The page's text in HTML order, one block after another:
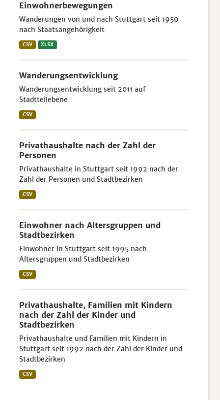
Einwohnerbewegungen
Wanderungen von und nach Stuttgart seit 1950
nach Staatsangehörigkeit
CSV XLSX
Wanderungsentwicklung
Wanderungsentwicklung seit 2011 auf
Stadtteilebene
CSV
Privathaushalte nach der Zahl der
Personen
Privathaushalte in Stuttgart seit 1992 nach der
Zahl der Personen und Stadtbezirken
CSV
Einwohner nach Altersgruppen und
Stadtbezirken
Einwohner in Stuttgart seit 1995 nach
Altersgruppen und Stadtbezirken
CSV
Privathaushalte, Familien mit Kindern
nach der Zahl der Kinder und
Stadtbezirken
Privathaushalte und Familien mit Kindern in
Stuttgart seit 1992 nach der Zahl der Kinder und
Stadtbezirken
CSV